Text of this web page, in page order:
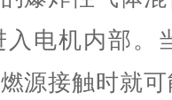
电机内部。
源接触时就